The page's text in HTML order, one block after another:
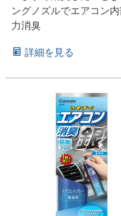
ングノズルでエアコン
力消臭
詳細を見る